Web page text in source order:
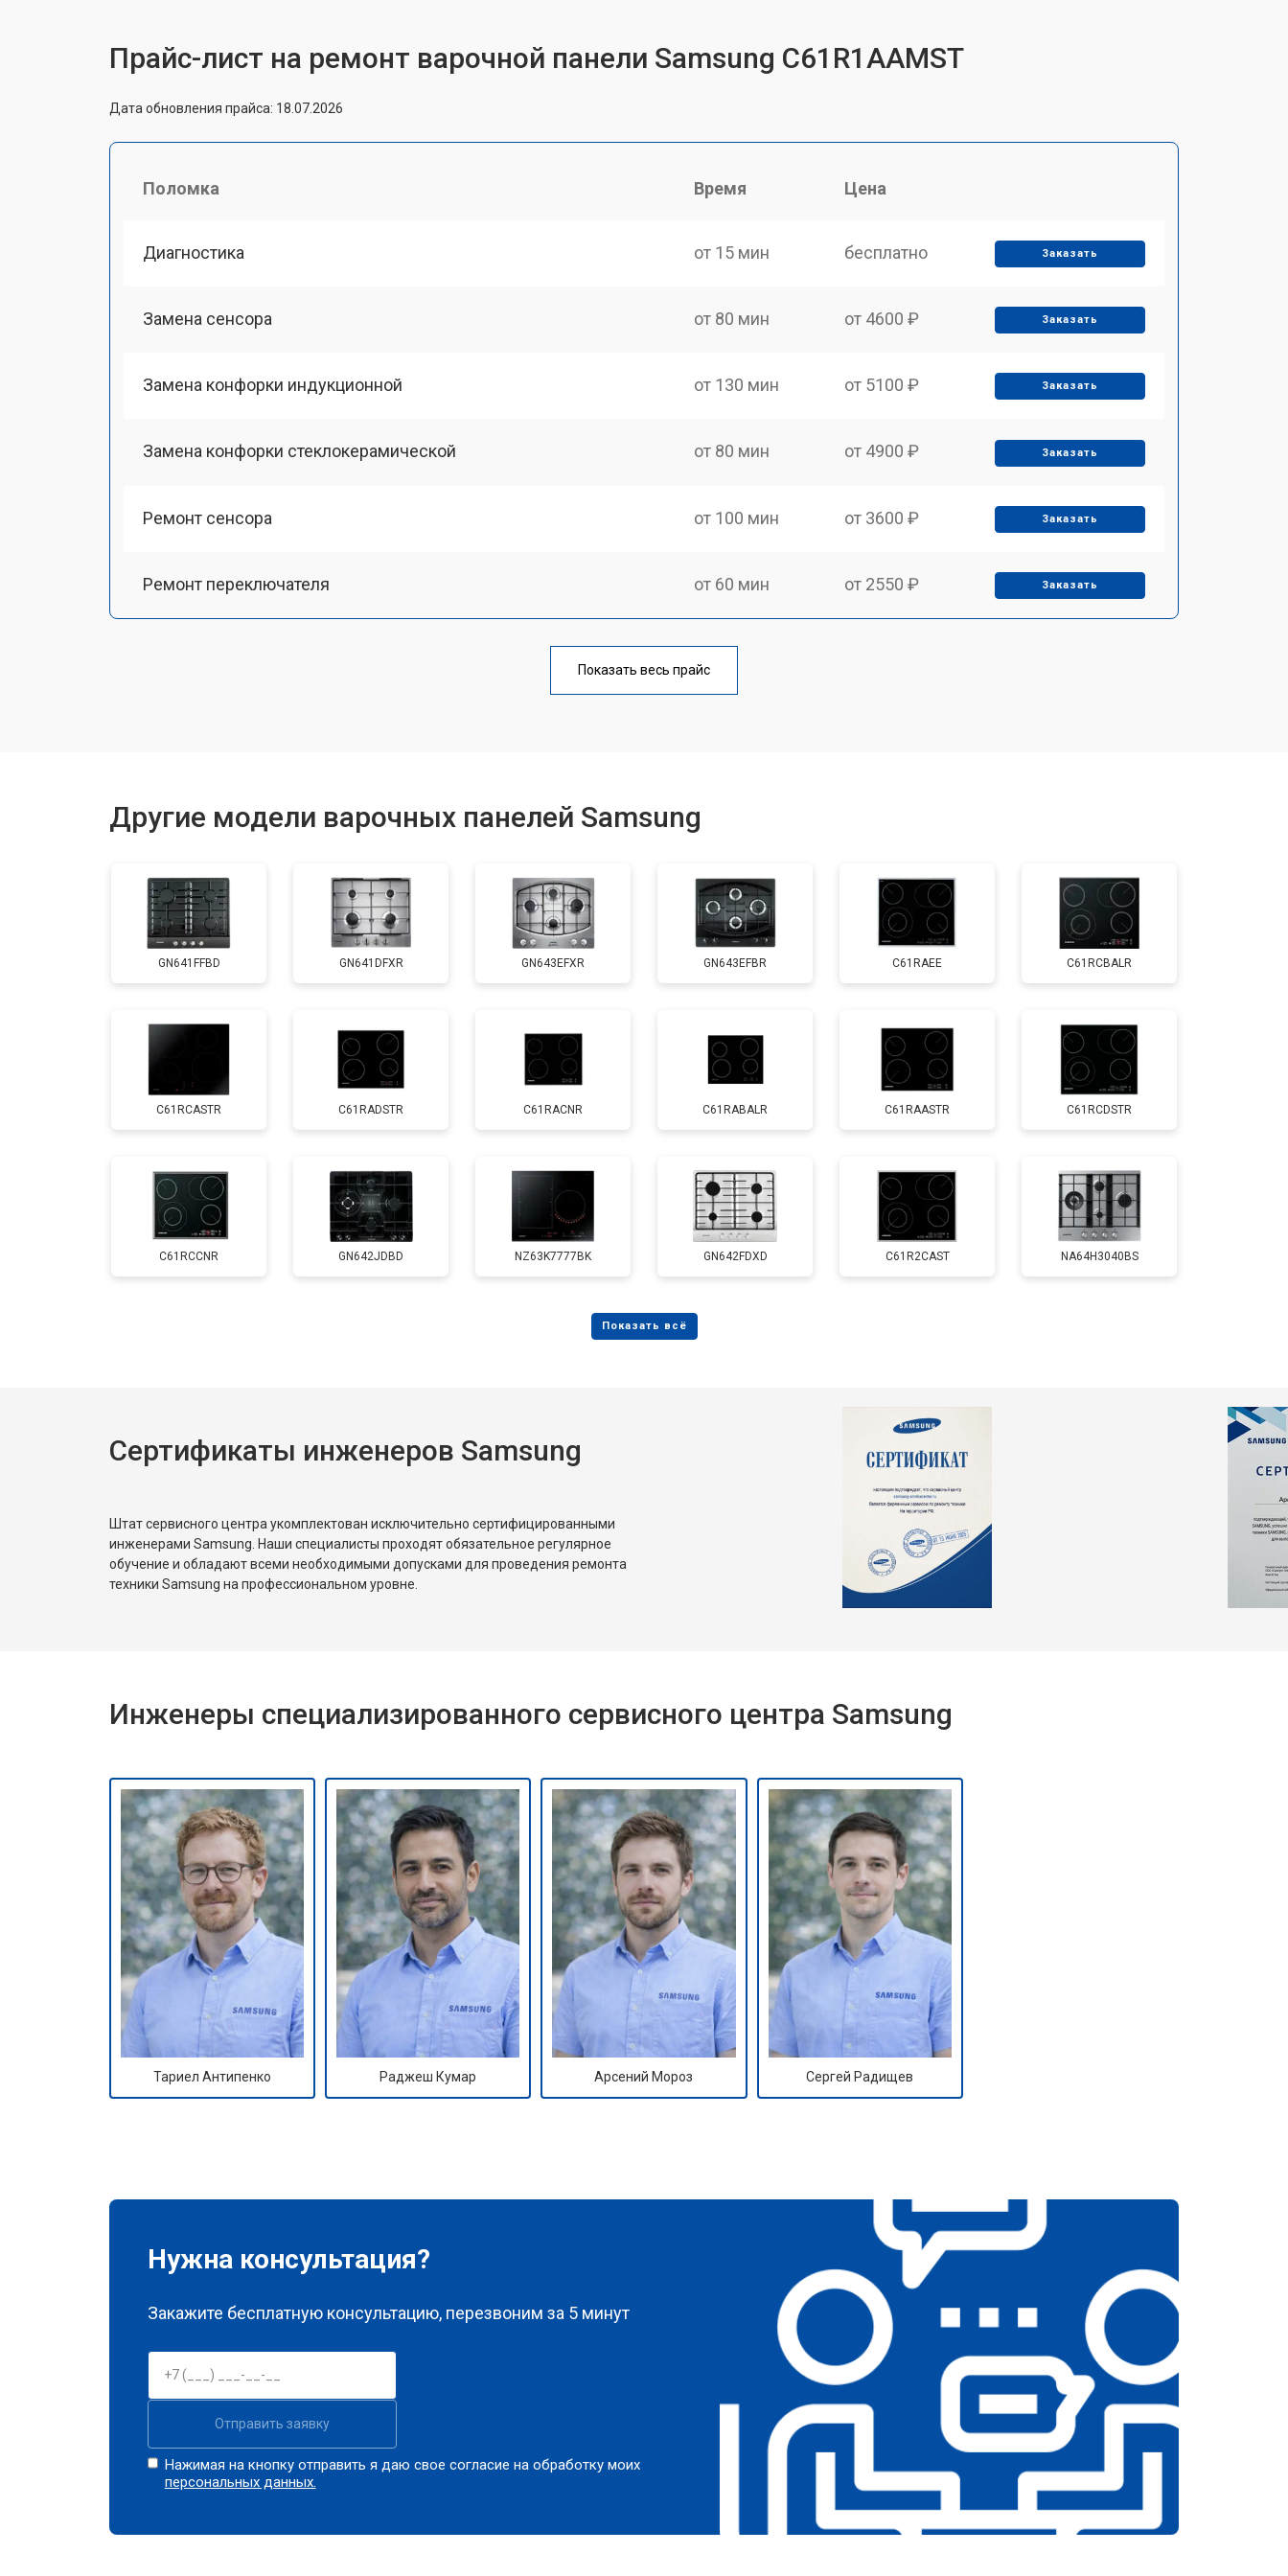
Прайс-лист на ремонт варочной панели Samsung C61R1AAMST
Дата обновления прайса: 18.07.2026
Поломка Время Цена
Диагностика от 15 мин бесплатно Заказать
Замена сенсора от 80 мин от 4600 ₽ Заказать
Замена конфорки индукционной от 130 мин от 5100 ₽ Заказать
Замена конфорки стеклокерамической от 80 мин от 4900 ₽ Заказать
Ремонт сенсора от 100 мин от 3600 ₽ Заказать
Ремонт переключателя от 60 мин от 2550 ₽ Заказать
от 140 мин
Показать весь прайс
Другие модели варочных панелей Samsung
GN641FFBD GN641DFXR GN643EFXR GN643EFBR C61RAEE C61RCBALR
C61RCASTR C61RADSTR C61RACNR C61RABALR C61RAASTR C61RCDSTR
C61RCCNR GN642JDBD NZ63K7777BK GN642FDXD C61R2CAST NA64H3040BS
Сертификаты инженеров Samsung
Штат сервисного центра укомплектован исключительно сертифицированными
инженерами Samsung. Наши специалисты проходят обязательное регулярное
обучение и обладают всеми необходимыми допусками для проведения ремонта
техники Samsung на профессиональном уровне.
Инженеры специализированного сервисного центра Samsung
Тариел Антипенко Раджеш Кумар Арсений Мороз Сергей Радищев
Нужна консультация?
Закажите бесплатную консультацию, перезвоним за 5 минут
Отправить заявку
Нажимая на кнопку отправить я даю свое согласие на обработку моих
персональных данных.